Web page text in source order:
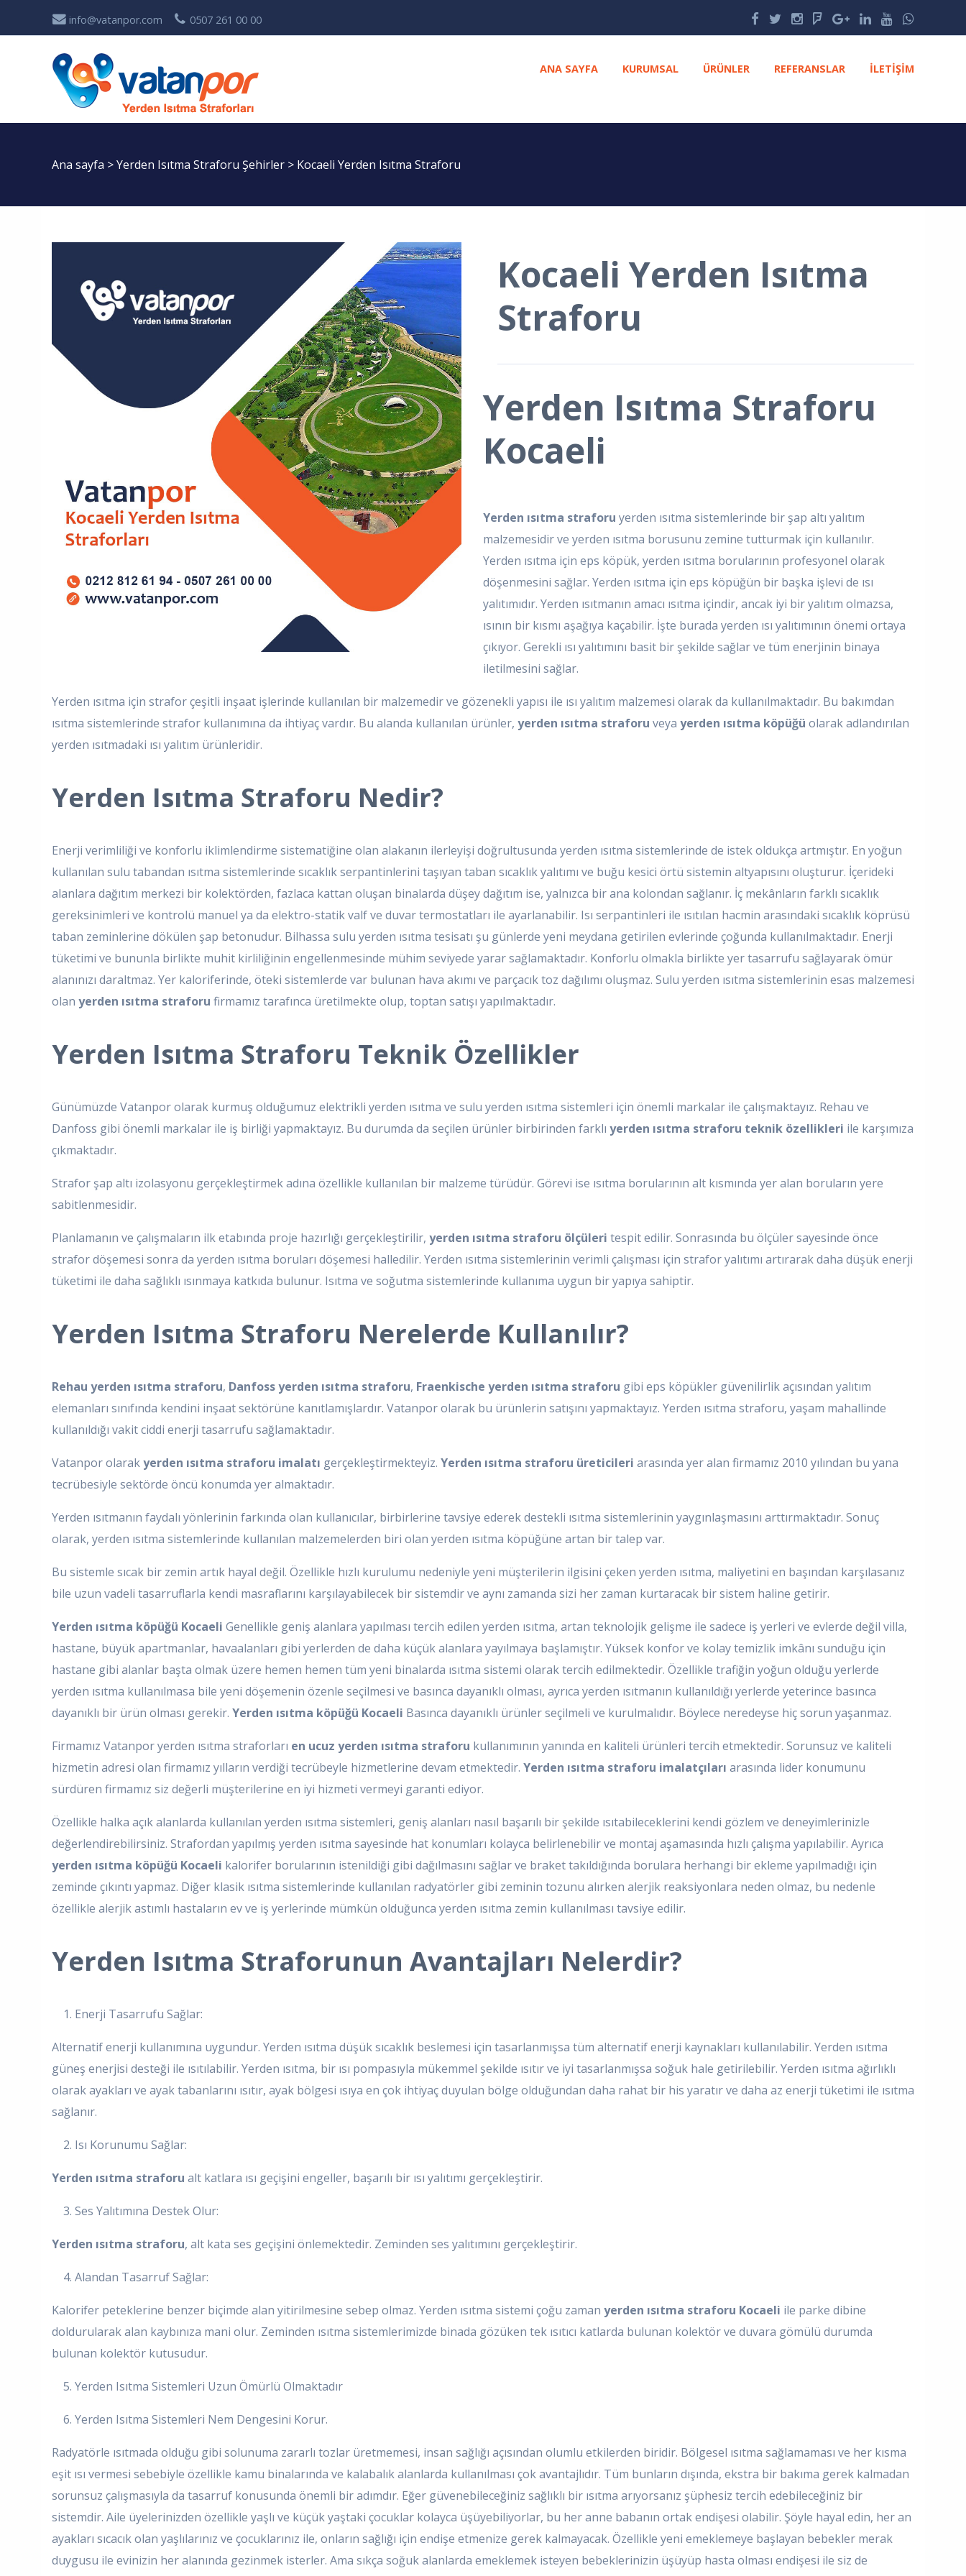
info@vatanpor.com 0507 261 00 00
ANA SAYFA KURUMSAL ÜRÜNLER REFERANSLAR İLETIŞIM
Ana sayfa >Yerden Isıtma Straforu Şehirler > Kocaeli Yerden Isıtma Straforu
Kocaeli Yerden Isıtma
Straforu
Yerden Isıtma Straforu
Kocaeli
Yerden ısıtma straforu yerden ısıtma sistemlerinde bir şap altı yalıtım
malzemesidir ve yerden ısıtma borusunu zemine tutturmak için kullanılır.
Yerden ısıtma için eps köpük, yerden ısıtma borularının profesyonel olarak
döşenmesini sağlar. Yerden ısıtma için eps köpüğün bir başka işlevi de ısı
yalıtımıdır. Yerden ısıtmanın amacı ısıtma içindir, ancak iyi bir yalıtım olmazsa,
ısının bir kısmı aşağıya kaçabilir. İşte burada yerden ısı yalıtımının önemi ortaya
çıkıyor. Gerekli ısı yalıtımını basit bir şekilde sağlar ve tüm enerjinin binaya
iletilmesini sağlar.
Yerden ısıtma için strafor çeşitli inşaat işlerinde kullanılan bir malzemedir ve gözenekli yapısı ile ısı yalıtım malzemesi olarak da kullanılmaktadır. Bu bakımdan
ısıtma sistemlerinde strafor kullanımına da ihtiyaç vardır. Bu alanda kullanılan ürünler, yerden ısıtma straforu veya yerden ısıtma köpüğü olarak adlandırılan
yerden ısıtmadaki ısı yalıtım ürünleridir.
Yerden Isıtma Straforu Nedir?
Enerji verimliliği ve konforlu iklimlendirme sistematiğine olan alakanın ilerleyişi doğrultusunda yerden ısıtma sistemlerinde de istek oldukça artmıştır. En yoğun
kullanılan sulu tabandan ısıtma sistemlerinde sıcaklık serpantinlerini taşıyan taban sıcaklık yalıtımı ve buğu kesici örtü sistemin altyapısını oluşturur. İçerideki
alanlara dağıtım merkezi bir kolektörden, fazlaca kattan oluşan binalarda düşey dağıtım ise, yalnızca bir ana kolondan sağlanır. İç mekânların farklı sıcaklık
gereksinimleri ve kontrolü manuel ya da elektro-statik valf ve duvar termostatları ile ayarlanabilir. Isı serpantinleri ile ısıtılan hacmin arasındaki sıcaklık köprüsü
taban zeminlerine dökülen şap betonudur. Bilhassa sulu yerden ısıtma tesisatı şu günlerde yeni meydana getirilen evlerinde çoğunda kullanılmaktadır. Enerji
tüketimi ve bununla birlikte muhit kirliliğinin engellenmesinde mühim seviyede yarar sağlamaktadır. Konforlu olmakla birlikte yer tasarrufu sağlayarak ömür
alanınızı daraltmaz. Yer kaloriferinde, öteki sistemlerde var bulunan hava akımı ve parçacık toz dağılımı oluşmaz. Sulu yerden ısıtma sistemlerinin esas malzemesi
olan yerden ısıtma straforu firmamız tarafınca üretilmekte olup, toptan satışı yapılmaktadır.
Yerden Isıtma Straforu Teknik Özellikler
Günümüzde Vatanpor olarak kurmuş olduğumuz elektrikli yerden ısıtma ve sulu yerden ısıtma sistemleri için önemli markalar ile çalışmaktayız. Rehau ve
Danfoss gibi önemli markalar ile iş birliği yapmaktayız. Bu durumda da seçilen ürünler birbirinden farklı yerden ısıtma straforu teknik özellikleri ile karşımıza
çıkmaktadır.
Strafor şap altı izolasyonu gerçekleştirmek adına özellikle kullanılan bir malzeme türüdür. Görevi ise ısıtma borularının alt kısmında yer alan boruların yere
sabitlenmesidir.
Planlamanın ve çalışmaların ilk etabında proje hazırlığı gerçekleştirilir, yerden ısıtma straforu ölçüleri tespit edilir. Sonrasında bu ölçüler sayesinde önce
strafor döşemesi sonra da yerden ısıtma boruları döşemesi halledilir. Yerden ısıtma sistemlerinin verimli çalışması için strafor yalıtımı artırarak daha düşük enerji
tüketimi ile daha sağlıklı ısınmaya katkıda bulunur. Isıtma ve soğutma sistemlerinde kullanıma uygun bir yapıya sahiptir.
Yerden Isıtma Straforu Nerelerde Kullanılır?
Rehau yerden ısıtma straforu, Danfoss yerden ısıtma straforu, Fraenkische yerden ısıtma straforu gibi eps köpükler güvenilirlik açısından yalıtım
elemanları sınıfında kendini inşaat sektörüne kanıtlamışlardır. Vatanpor olarak bu ürünlerin satışını yapmaktayız. Yerden ısıtma straforu, yaşam mahallinde
kullanıldığı vakit ciddi enerji tasarrufu sağlamaktadır.
Vatanpor olarakyerden ısıtma straforu imalatı gerçekleştirmekteyiz. Yerden ısıtma straforu üreticileri arasında yer alan firmamız 2010 yılından bu yana
tecrübesiyle sektörde öncü konumda yer almaktadır.
Yerden ısıtmanın faydalı yönlerinin farkında olan kullanıcılar, birbirlerine tavsiye ederek destekli ısıtma sistemlerinin yaygınlaşmasını arttırmaktadır. Sonuç
olarak, yerden ısıtma sistemlerinde kullanılan malzemelerden biri olan yerden ısıtma köpüğüne artan bir talep var.
Bu sistemle sıcak bir zemin artık hayal değil. Özellikle hızlı kurulumu nedeniyle yeni müşterilerin ilgisini çeken yerden ısıtma, maliyetini en başından karşılasanız
bile uzun vadeli tasarruflarla kendi masraflarını karşılayabilecek bir sistemdir ve aynı zamanda sizi her zaman kurtaracak bir sistem haline getirir.
Yerden ısıtma köpüğü Kocaeli Genellikle geniş alanlara yapılması tercih edilen yerden ısıtma, artan teknolojik gelişme ile sadece iş yerleri ve evlerde değil villa,
hastane, büyük apartmanlar, havaalanları gibi yerlerden de daha küçük alanlara yayılmaya başlamıştır. Yüksek konfor ve kolay temizlik imkânı sunduğu için
hastane gibi alanlar başta olmak üzere hemen hemen tüm yeni binalarda ısıtma sistemi olarak tercih edilmektedir. Özellikle trafiğin yoğun olduğu yerlerde
yerden ısıtma kullanılmasa bile yeni döşemenin özenle seçilmesi ve basınca dayanıklı olması, ayrıca yerden ısıtmanın kullanıldığı yerlerde yeterince basınca
dayanıklı bir ürün olması gerekir. Yerden ısıtma köpüğü Kocaeli Basınca dayanıklı ürünler seçilmeli ve kurulmalıdır. Böylece neredeyse hiç sorun yaşanmaz.
Firmamız Vatanpor yerden ısıtma straforları en ucuz yerden ısıtma straforu kullanımının yanında en kaliteli ürünleri tercih etmektedir. Sorunsuz ve kaliteli
hizmetin adresi olan firmamız yılların verdiği tecrübeyle hizmetlerine devam etmektedir. Yerden ısıtma straforu imalatçıları arasında lider konumunu
sürdüren firmamız siz değerli müşterilerine en iyi hizmeti vermeyi garanti ediyor.
Özellikle halka açık alanlarda kullanılan yerden ısıtma sistemleri, geniş alanları nasıl başarılı bir şekilde ısıtabileceklerini kendi gözlem ve deneyimlerinizle
değerlendirebilirsiniz. Strafordan yapılmış yerden ısıtma sayesinde hat konumları kolayca belirlenebilir ve montaj aşamasında hızlı çalışma yapılabilir. Ayrıca
yerden ısıtma köpüğü Kocaeli kalorifer borularının istenildiği gibi dağılmasını sağlar ve braket takıldığında borulara herhangi bir ekleme yapılmadığı için
zeminde çıkıntı yapmaz. Diğer klasik ısıtma sistemlerinde kullanılan radyatörler gibi zeminin tozunu alırken alerjik reaksiyonlara neden olmaz, bu nedenle
özellikle alerjik astımlı hastaların ev ve iş yerlerinde mümkün olduğunca yerden ısıtma zemin kullanılması tavsiye edilir.
Yerden Isıtma Straforunun Avantajları Nelerdir?
1. Enerji Tasarrufu Sağlar:
Alternatif enerji kullanımına uygundur. Yerden ısıtma düşük sıcaklık beslemesi için tasarlanmışsa tüm alternatif enerji kaynakları kullanılabilir. Yerden ısıtma
güneş enerjisi desteği ile ısıtılabilir. Yerden ısıtma, bir ısı pompasıyla mükemmel şekilde ısıtır ve iyi tasarlanmışsa soğuk hale getirilebilir. Yerden ısıtma ağırlıklı
olarak ayakları ve ayak tabanlarını ısıtır, ayak bölgesi ısıya en çok ihtiyaç duyulan bölge olduğundan daha rahat bir his yaratır ve daha az enerji tüketimi ile ısıtma
sağlanır.
2. Isı Korunumu Sağlar:
Yerden ısıtma straforu alt katlara ısı geçişini engeller, başarılı bir ısı yalıtımı gerçekleştirir.
3. Ses Yalıtımına Destek Olur:
Yerden ısıtma straforu, alt kata ses geçişini önlemektedir. Zeminden ses yalıtımını gerçekleştirir.
4. Alandan Tasarruf Sağlar:
Kalorifer peteklerine benzer biçimde alan yitirilmesine sebep olmaz. Yerden ısıtma sistemi çoğu zaman yerden ısıtma straforu Kocaeli ile parke dibine
doldurularak alan kaybınıza mani olur. Zeminden ısıtma sistemlerimizde binada gözüken tek ısıtıcı katlarda bulunan kolektör ve duvara gömülü durumda
bulunan kolektör kutusudur.
5. Yerden Isıtma Sistemleri Uzun Ömürlü Olmaktadır
6. Yerden Isıtma Sistemleri Nem Dengesini Korur.
Radyatörle ısıtmada olduğu gibi solunuma zararlı tozlar üretmemesi, insan sağlığı açısından olumlu etkilerden biridir. Bölgesel ısıtma sağlamaması ve her kısma
eşit ısı vermesi sebebiyle özellikle kamu binalarında ve kalabalık alanlarda kullanılması çok avantajlıdır. Tüm bunların dışında, ekstra bir bakıma gerek kalmadan
sorunsuz çalışmasıyla da tasarruf konusunda önemli bir adımdır. Eğer güvenebileceğiniz sağlıklı bir ısıtma arıyorsanız şüphesiz tercih edebileceğiniz bir
sistemdir. Aile üyelerinizden özellikle yaşlı ve küçük yaştaki çocuklar kolayca üşüyebiliyorlar, bu her anne babanın ortak endişesi olabilir. Şöyle hayal edin, her an
ayakları sıcacık olan yaşlılarınız ve çocuklarınız ile, onların sağlığı için endişe etmenize gerek kalmayacak. Özellikle yeni emeklemeye başlayan bebekler merak
duygusu ile evinizin her alanında gezinmek isterler. Ama sıkça soğuk alanlarda emeklemek isteyen bebeklerinizin üşüyüp hasta olması endişesi ile siz de